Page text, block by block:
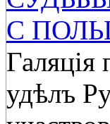
С
Галяція
удѣлъ